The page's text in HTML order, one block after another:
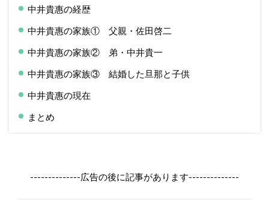
中井貴惠の経歴
中井貴惠の家族① 父親・佐田啓二
中井貴惠の家族② 弟・中井貴一
中井貴惠の家族③ 結婚した旦那と子供
中井貴惠の現在
まとめ
--------------広告の後に記事があります--------------